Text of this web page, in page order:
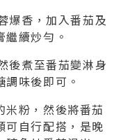
爆香，加入番茄及
續炒勻。
後煮至番茄變淋身
味後即可。
米粉，然後將番茄
可自行配搭，是晚